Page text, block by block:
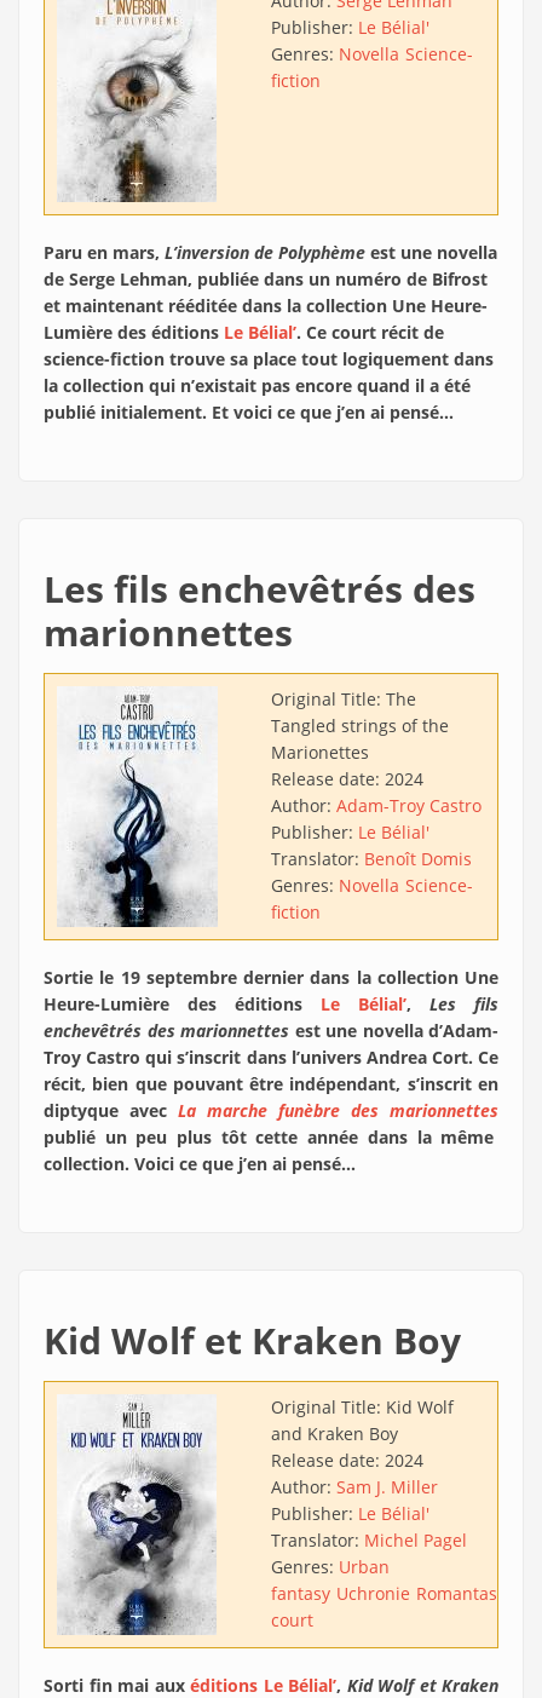
Publisher: Le Bélial'
Genres: Novella Science-
fiction
Paru en mars, L’inversion de Polyphème est une novella
de Serge Lehman, publiée dans un numéro de Bifrost
et maintenant rééditée dans la collection Une Heure-
Lumière des éditions Le Bélial’. Ce court récit de
science-fiction trouve sa place tout logiquement dans
la collection qui n’existait pas encore quand il a été
publié initialement. Et voici ce que j’en ai pensé…
Les fils enchevêtrés des
marionnettes
Original Title: The
Tangled strings of the
Marionettes
Release date: 2024
Author: Adam-Troy Castro
Publisher: Le Bélial'
Translator: Benoît Domis
Genres: Novella Science-
fiction
Sortie le 19 septembre dernier dans la collection Une
Heure-Lumière des éditions Le Bélial’, Les fils
enchevêtrés des marionnettes est une novella d’Adam-
Troy Castro qui s’inscrit dans l’univers Andrea Cort. Ce
récit, bien que pouvant être indépendant, s’inscrit en
diptyque avec La marche funèbre des marionnettes
publié un peu plus tôt cette année dans la même
collection. Voici ce que j’en ai pensé…
Kid Wolf et Kraken Boy
Original Title: Kid Wolf
and Kraken Boy
Release date: 2024
Author: Sam J. Miller
Publisher: Le Bélial'
Translator: Michel Pagel
Genres: Urban
fantasy Uchronie Romantasy
court
Sorti fin mai aux éditions Le Bélial’, Kid Wolf et Kraken